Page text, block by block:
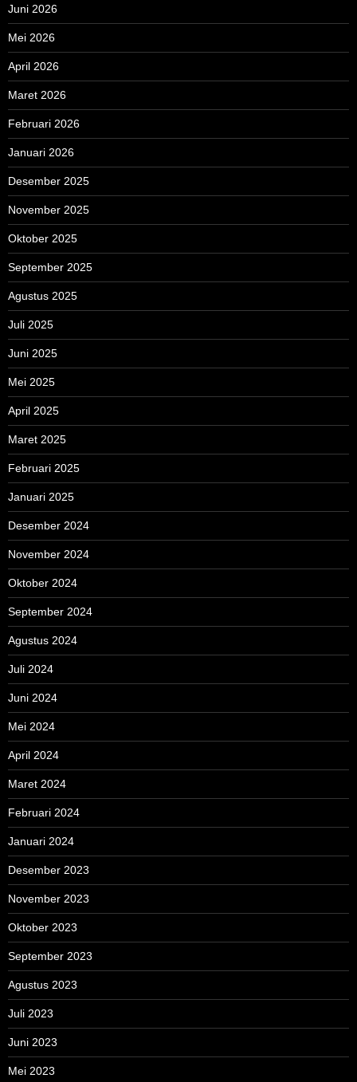
Juni 2026
Mei 2026
April 2026
Maret 2026
Februari 2026
Januari 2026
Desember 2025
November 2025
Oktober 2025
September 2025
Agustus 2025
Juli 2025
Juni 2025
Mei 2025
April 2025
Maret 2025
Februari 2025
Januari 2025
Desember 2024
November 2024
Oktober 2024
September 2024
Agustus 2024
Juli 2024
Juni 2024
Mei 2024
April 2024
Maret 2024
Februari 2024
Januari 2024
Desember 2023
November 2023
Oktober 2023
September 2023
Agustus 2023
Juli 2023
Juni 2023
Mei 2023